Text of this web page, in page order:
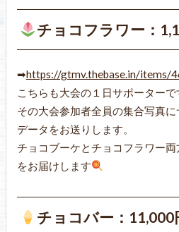
チョコフラワー：
➡https://gtmv.thebase.in/items/
こちらも大会の１日サポーターで
その大会参加者全員の集合写真
データをお送りします。
チョコブーケとチョコフラワー
をお届けします
チョコバー：11,000